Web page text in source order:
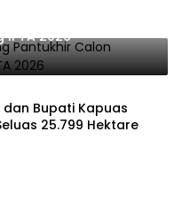
Pantukhir Calon
II TA 2026
Bupati Kapuas
25.799 Hektare